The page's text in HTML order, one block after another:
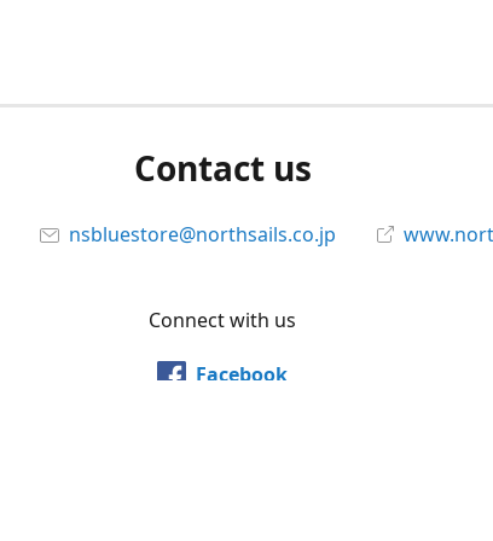
Contact us
nsbluestore@northsails.co.jp
Connect with us
Facebook